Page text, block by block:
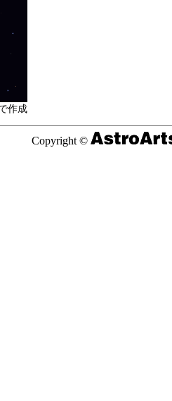
作成
Copyright ©